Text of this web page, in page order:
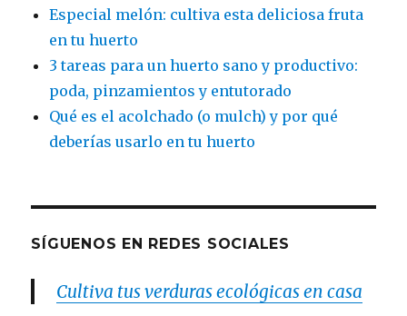
Especial melón: cultiva esta deliciosa fruta
en tu huerto
3 tareas para un huerto sano y productivo:
poda, pinzamientos y entutorado
Qué es el acolchado (o mulch) y por qué
deberías usarlo en tu huerto
SÍGUENOS EN REDES SOCIALES
Cultiva tus verduras ecológicas en casa